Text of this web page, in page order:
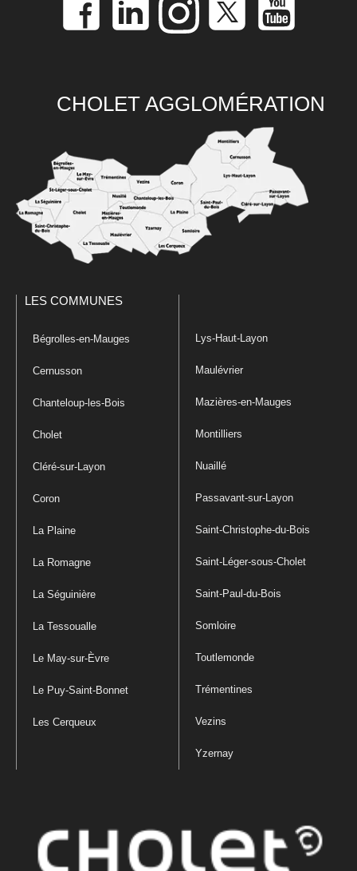
CHOLET AGGLOMÉRATION
LES COMMUNES
Bégrolles-en-Mauges
Cernusson
Chanteloup-les-Bois
Cholet
Cléré-sur-Layon
Coron
La Plaine
La Romagne
La Séguinière
La Tessoualle
Le May-sur-Èvre
Le Puy-Saint-Bonnet
Les Cerqueux
Lys-Haut-Layon
Maulévrier
Mazières-en-Mauges
Montilliers
Nuaillé
Passavant-sur-Layon
Saint-Christophe-du-Bois
Saint-Léger-sous-Cholet
Saint-Paul-du-Bois
Somloire
Toutlemonde
Trémentines
Vezins
Yzernay